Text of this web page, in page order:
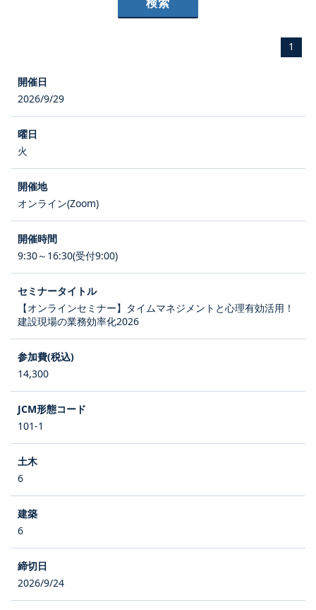
1
2026/9/29
火
オンライン(Zoom)
9:30～16:30(受付9:00)
【オンラインセミナー】タイムマネジメントと心理有効活用！
建設現場の業務効率化2026
14,300
101-1
6
6
2026/9/24